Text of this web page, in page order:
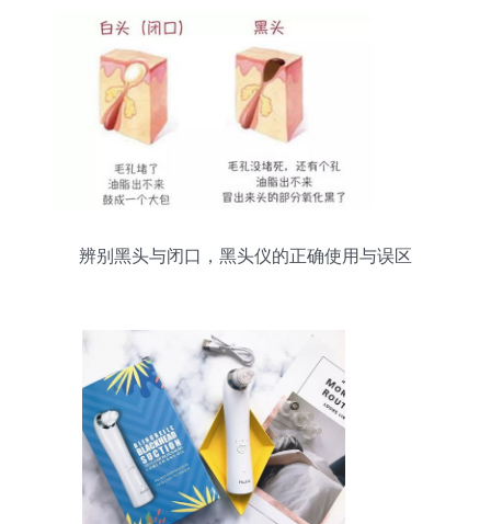
辨别黑头与闭口，黑头仪的正确使用与误区